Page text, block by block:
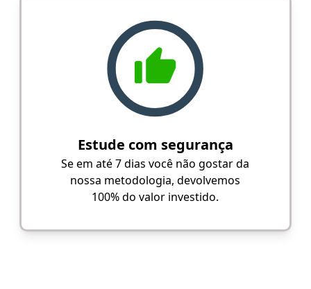
Estude com segurança
Se em até 7 dias você não gostar da
nossa metodologia, devolvemos
100% do valor investido.